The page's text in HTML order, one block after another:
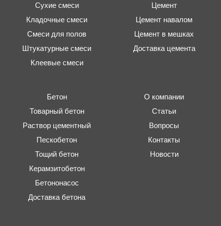
Сухие смеси
Кладочные смеси
Смеси для полов
Штукатурные смеси
Клеевые смеси
Цемент
Цемент навалом
Цемент в мешках
Доставка цемента
Бетон
Товарный бетон
Раствор цементный
Пескобетон
Тощий бетон
Керамзитобетон
Бетононасос
Доставка бетона
О компании
Статьи
Вопросы
Контакты
Новости